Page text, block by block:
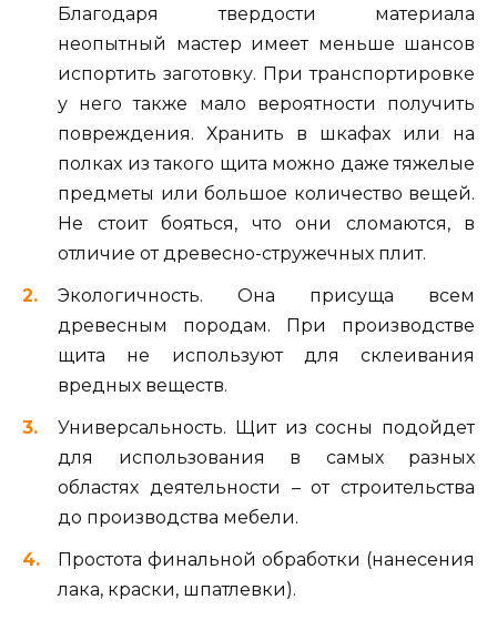
Благодаря твердости материала
неопытный мастер имеет меньше шансов
испортить заготовку. При транспортировке
у него также мало вероятности получить
повреждения. Хранить в шкафах или на
полках из такого щита можно даже тяжелые
предметы или большое количество вещей.
Не стоит бояться, что они сломаются, в
отличие от древесно-стружечных плит.
Экологичность. Она присуща всем
древесным породам. При производстве
щита не используют для склеивания
вредных веществ.
Универсальность. Щит из сосны подойдет
для использования в самых разных
областях деятельности – от строительства
до производства мебели.
Простота финальной обработки (нанесения
лака, краски, шпатлевки).